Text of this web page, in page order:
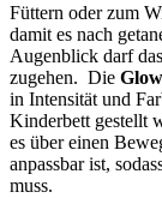
Füttern oder zum
damit es nach
Augenblick darf
zugehen. Die
in Intensität und
Kinderbett gestellt
es über einen
anpassbar ist,
muss.